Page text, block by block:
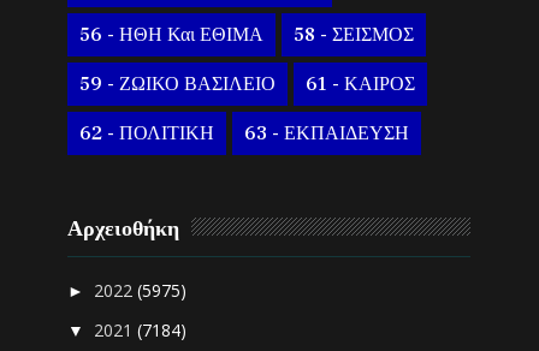
56 - ΗΘΗ Και ΕΘΙΜΑ 58 - ΣΕΙΣΜΟΣ
59 - ΖΩΙΚΟ ΒΑΣΙΛΕΙΟ 61 - ΚΑΙΡΟΣ
62 - ΠΟΛΙΤΙΚΗ 63 - ΕΚΠΑΙΔΕΥΣΗ
Αρχειοθήκη
► 2022(5975)
▼ 2021(7184)